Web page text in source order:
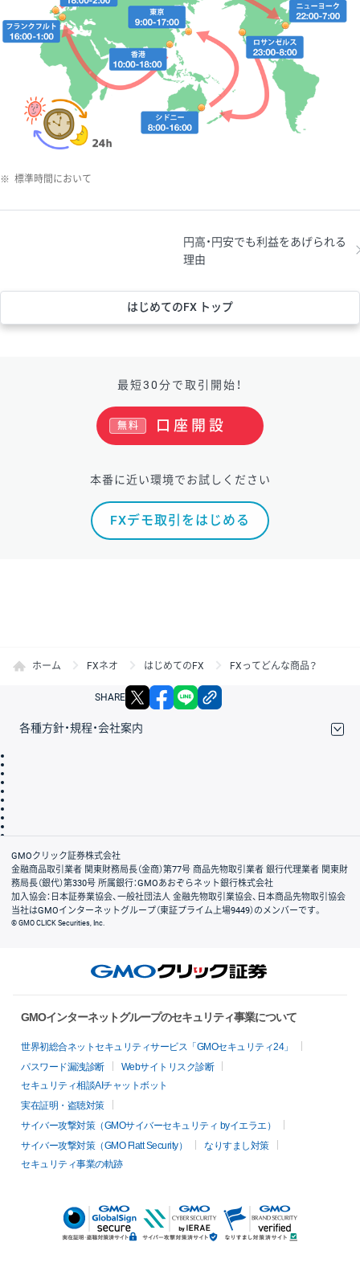
※ 標準時間において
円高・円安でも利益をあげられる
理由
はじめてのFX トップ
最短30分で取引開始！
口座開設
無料
本番に近い環境でお試しください
FXデモ取引をはじめる
ホーム FXネオ はじめてのFX FXってどんな商品？
SHARE X facebook
各種方針・規程・会社案内
会社案内
GMOクリック証券株式会社
金融商品取引業者 関東財務局長（金商）第77号 商品先物取引業者 銀行代理業者 関東財
務局長（銀代）第330号 所属銀行：GMOあおぞらネット銀行株式会社
加入協会：日本証券業協会、一般社団法人 金融先物取引業協会、日本商品先物取引協会
当社はGMOインターネットグループ（東証プライム上場9449）のメンバーです。
© GMO CLICK Securities, Inc.
GMOインターネットグループのセキュリティ事業について
世界初総合ネットセキュリティサービス「GMOセキュリティ24」
パスワード漏洩診断
Webサイトリスク診断
セキュリティ相談AIチャットボット
実在証明・盗聴対策
サイバー攻撃対策（GMOサイバーセキュリティ byイエラエ）
サイバー攻撃対策（GMO Flatt Security）
なりすまし対策
セキュリティ事業の軌跡